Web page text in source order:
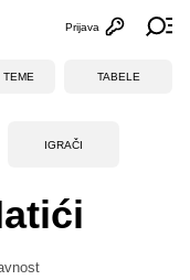
Otvori
Prijava
TEME TABELE
IGRAČI